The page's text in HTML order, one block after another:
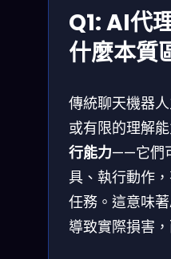
Q1: AI代
什麼本質
傳統聊天機器
或有限的理解
行能力——它們
具、執行動作
任務。這意味
導致實際損害